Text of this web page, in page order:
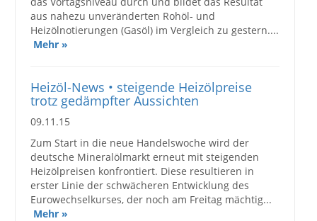
aus nahezu unveränderten Rohöl- und
Heizölnotierungen (Gasöl) im Vergleich zu gestern....
Mehr »
Heizöl-News • steigende Heizölpreise
trotz gedämpfter Aussichten
09.11.15
Zum Start in die neue Handelswoche wird der
deutsche Mineralölmarkt erneut mit steigenden
Heizölpreisen konfrontiert. Diese resultieren in
erster Linie der schwächeren Entwicklung des
Eurowechselkurses, der noch am Freitag mächtig...
Mehr »